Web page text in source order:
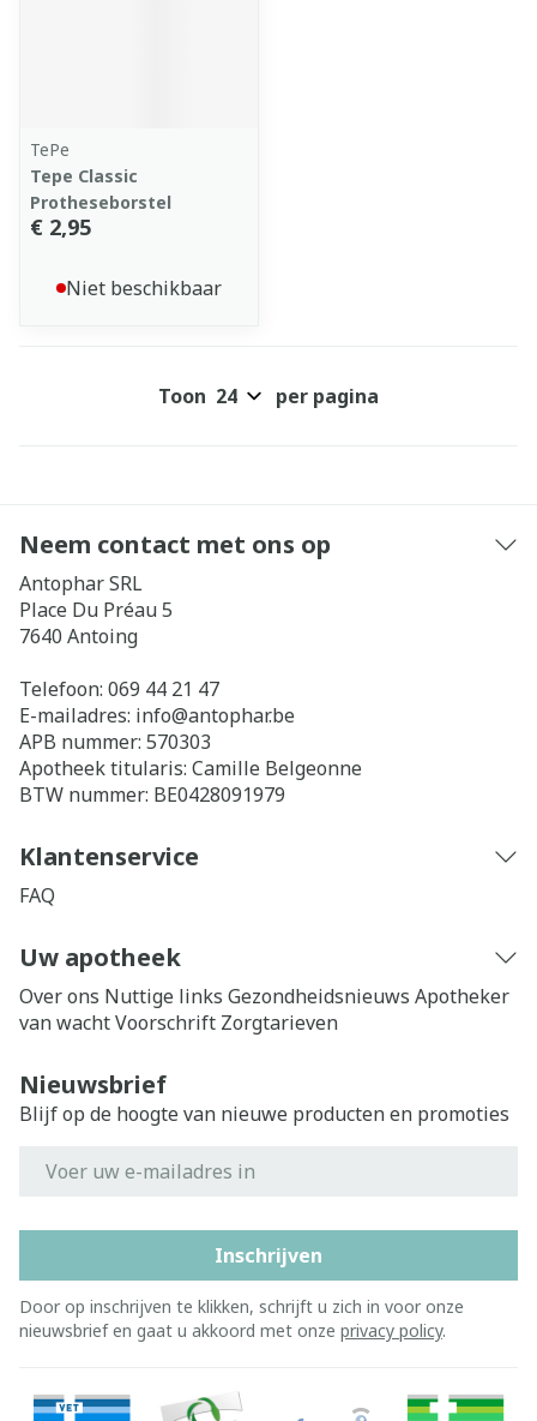
TePe
Tepe Classic
Protheseborstel
€ 2,95
Niet beschikbaar
Toon per pagina
Neem contact met ons op
Antophar SRL
Place Du Préau 5
7640 Antoing
Telefoon: 069 44 21 47
E-mailadres: info@antophar.be
APB nummer: 570303
Apotheek titularis: Camille Belgeonne
BTW nummer: BE0428091979
Klantenservice
FAQ
Uw apotheek
Over ons Nuttige links Gezondheidsnieuws Apotheker
van wachtVoorschrift Zorgtarieven
Nieuwsbrief
Blijf op de hoogte van nieuwe producten en promoties
Inschrijven
Door op inschrijven te klikken, schrijft u zich in voor onze
nieuwsbrief en gaat u akkoord met onze privacy policy.